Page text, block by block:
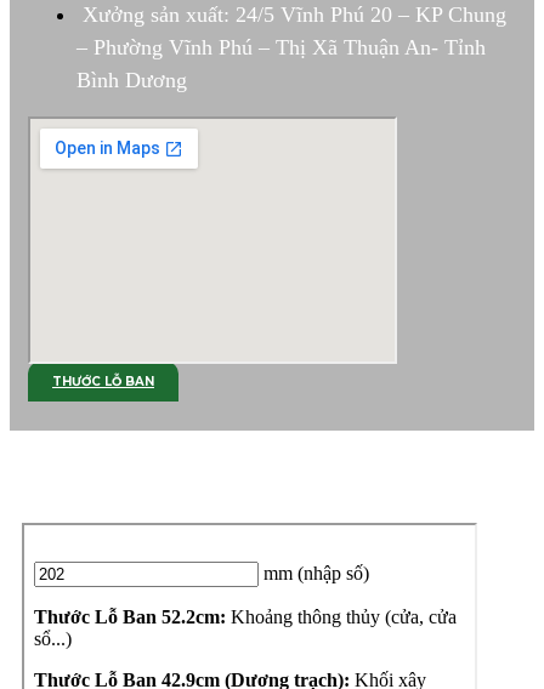
Xưởng sản xuất: 24/5 Vĩnh Phú 20 – KP Chung
– Phường Vĩnh Phú – Thị Xã Thuận An- Tỉnh
Bình Dương
THƯỚC LỖ BAN